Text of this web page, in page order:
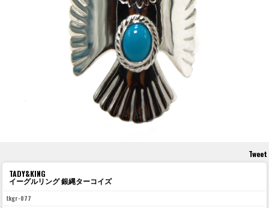
Tweet
TADY&KING
イーグルリング 銀縄ターコイズ
tkgr-077